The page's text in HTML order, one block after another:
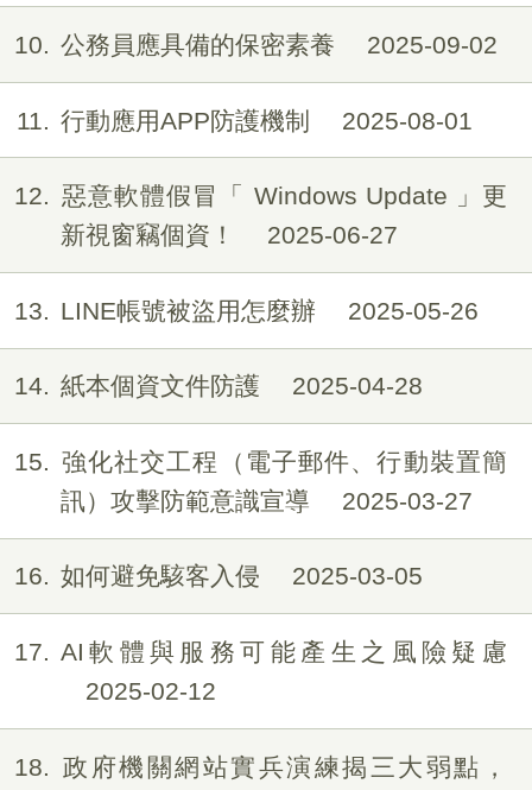
10 公務員應具備的保密素養 2025-09-02
11 行動應用APP防護機制 2025-08-01
12
惡意軟體假冒「 Windows Update 」更
新視窗竊個資！
2025-06-27
13 LINE帳號被盜用怎麼辦 2025-05-26
14 紙本個資文件防護 2025-04-28
15
強化社交工程（電子郵件、行動裝置簡
訊）攻擊防範意識宣導
2025-03-27
16 如何避免駭客入侵 2025-03-05
17
AI軟體與服務可能產生之風險疑慮
2025-02-12
18
政府機關網站實兵演練揭三大弱點，